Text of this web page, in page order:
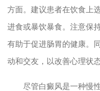
方面。建议患者在饮食上
进食或暴饮暴食。注意保
有助于促进肠胃的健康。
动和交友，以改善心理状
尽管白癜风是一种慢性